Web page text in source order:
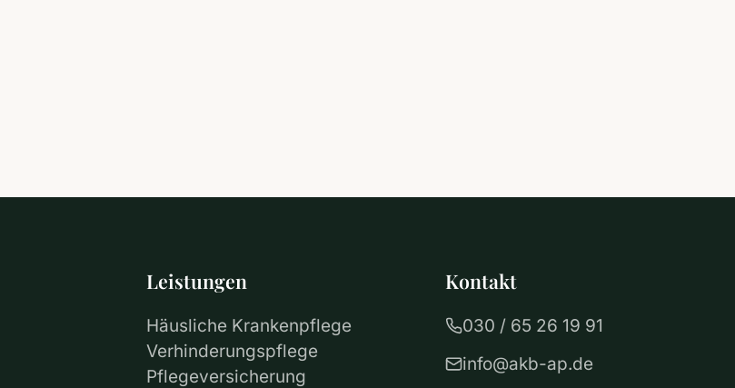
Leistungen
Häusliche Krankenpflege
Verhinderungspflege
Pflegeversicherung
Kontakt
030 / 65 26 19 91
info@akb-ap.de